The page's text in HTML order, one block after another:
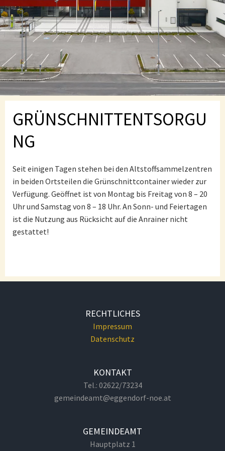
GRÜNSCHNITTENTSORGU
NG
Seit einigen Tagen stehen bei den Altstoffsammelzentren
in beiden Ortsteilen die Grünschnittcontainer wieder zur
Verfügung. Geöffnet ist von Montag bis Freitag von 8 – 20
Uhr und Samstag von 8 – 18 Uhr. An Sonn- und Feiertagen
ist die Nutzung aus Rücksicht auf die Anrainer nicht
gestattet!
RECHTLICHES
Impressum
Datenschutz
KONTAKT
Tel.: 02622/73234
gemeindeamt@eggendorf-noe.at
GEMEINDEAMT
Hauptplatz 1